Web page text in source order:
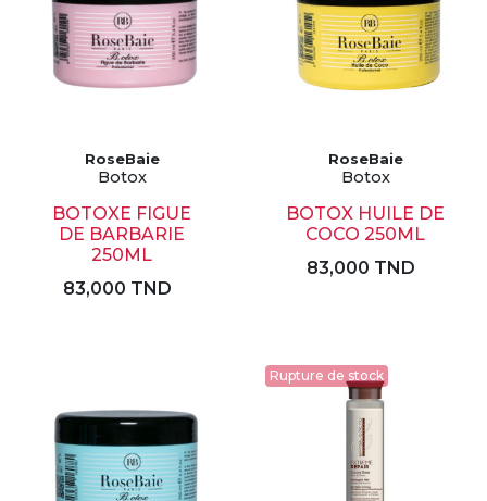
RoseBaie
Botox
BOTOXE FIGUE
DE BARBARIE
250ML
83,000 TND
RoseBaie
Botox
BOTOX HUILE DE
COCO 250ML
83,000 TND
Rupture de stock